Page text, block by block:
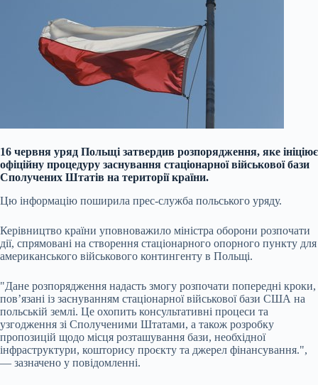
16 червня уряд Польщі затвердив розпорядження, яке ініціює
офіційну процедуру заснування стаціонарної військової бази
Сполучених Штатів на території країни.
Цю інформацію поширила прес-служба польського уряду.
Керівництво країни уповноважило міністра оборони розпочати
дії, спрямовані на створення стаціонарного опорного пункту для
американського військового контингенту в Польщі.
"Дане розпорядження надасть змогу розпочати попередні кроки,
пов’язані із заснуванням стаціонарної військової бази США на
польській землі. Це охопить консультативні процеси та
узгодження зі Сполученими Штатами, а також розробку
пропозицій щодо місця розташування бази, необхідної
інфраструктури, кошторису проєкту та джерел фінансування.",
— зазначено у повідомленні.